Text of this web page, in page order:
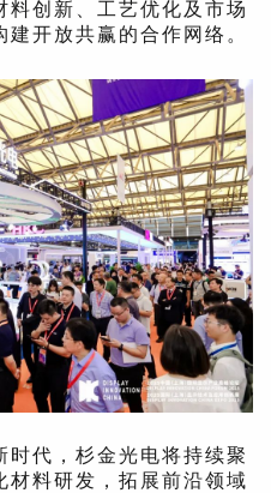
料创新、工艺优化及市场
开放共赢的合作网络。
时代，杉金光电将持续聚
材料研发，拓展前沿领域